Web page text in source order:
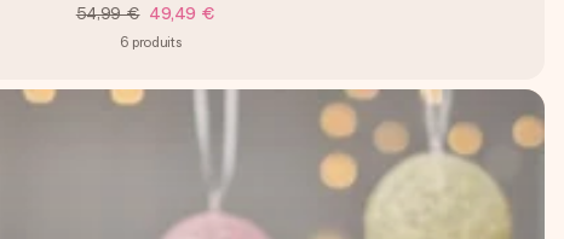
54,99 € 49,49 €
6 produits